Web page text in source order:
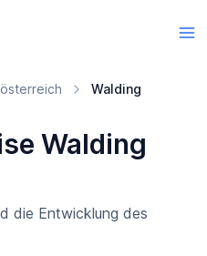
Walding
Walding
die Entwicklung des